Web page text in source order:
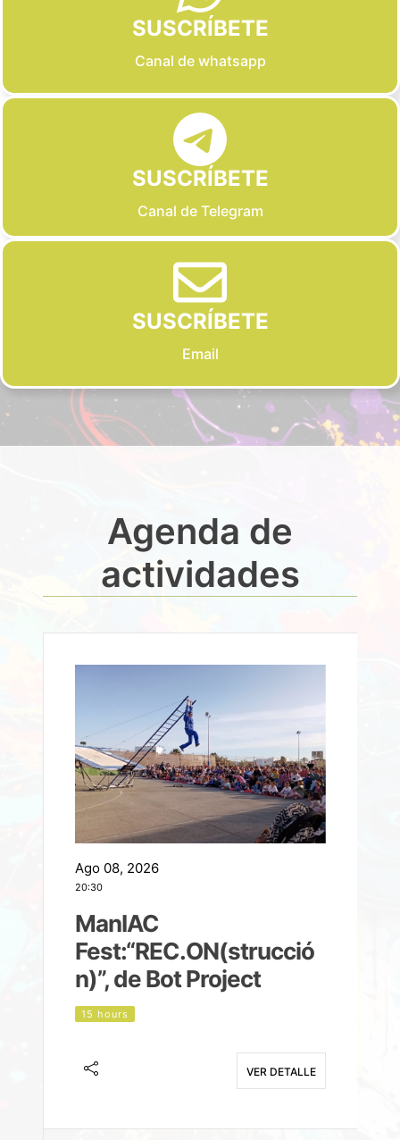
SUSCRÍBETE
Canal de whatsapp
SUSCRÍBETE
Canal de Telegram
SUSCRÍBETE
Email
Agenda de
actividades
Ago 08, 2026
20:30
ManIAC
Fest:“REC.ON(strucció
n)”, de Bot Project
15 hours
VER DETALLE